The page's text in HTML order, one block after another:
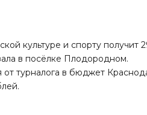
культуре и спорту получит
в посёлке Плодородном.
турналога в бюджет